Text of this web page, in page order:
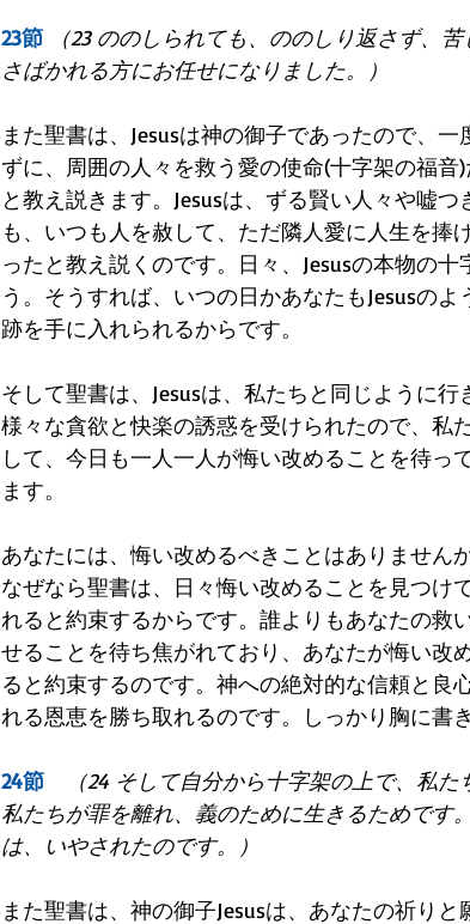
23節
（23 ののしられても、ののしり返さず、
さばかれる方にお任せになりました。）
また聖書は、Jesusは神の御子であったので、
ずに、周囲の人々を救う愛の使命(十字架の福
と教え説きます。Jesusは、ずる賢い人々や嘘
も、いつも人を赦して、ただ隣人愛に人生を捧
ったと教え説くのです。日々、Jesusの本物の
う。そうすれば、いつの日かあなたもJesusの
跡を手に入れられるからです。
そして聖書は、Jesusは、私たちと同じように行
様々な貪欲と快楽の誘惑を受けられたので、私
して、今日も一人一人が悔い改めることを待っ
ます。
あなたには、悔い改めるべきことはありません
なぜなら聖書は、日々悔い改めることを見つけ
れると約束するからです。誰よりもあなたの救
せることを待ち焦がれており、あなたが悔い改
ると約束するのです。神への絶対的な信頼と良
れる恩恵を勝ち取れるのです。しっかり胸に書
24節
（24 そして自分から十字架の上で、私
私たちが罪を離れ、義のために生きるためです
は、いやされたのです。）
また聖書は、神の御子Jesusは、あなたの祈り